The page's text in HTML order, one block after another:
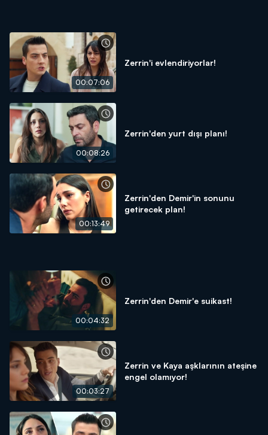
00:07:06
Zerrin'i evlendiriyorlar!
00:08:26
Zerrin'den yurt dışı planı!
00:13:49
Zerrin'den Demir'in sonunu
getirecek plan!
00:04:32
Zerrin'den Demir'e suikast!
00:03:27
Zerrin ve Kaya aşklarının ateşine
engel olamıyor!